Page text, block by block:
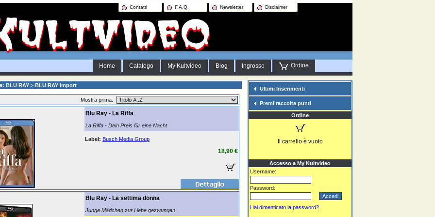
Contatti F.A.Q. Newsletter Disclaimer
Home Catalogo My Kultvideo Blog Ingrosso Ordine
BLU RAY > BLU RAY Import
Mostra prima:
Blu Ray - La Riffa
La Riffa - Dein Preis für eine Nacht
Label: Busch Media Group
18,90 €
Blu Ray - La settima donna
Junge Mädchen zur Liebe gezwungen
Ultimi Inserimenti
Premi raccolta punti
Ordine
Il carrello è vuoto
Accesso a My Kultvideo
Username:
Password:
Hai dimenticato la password?